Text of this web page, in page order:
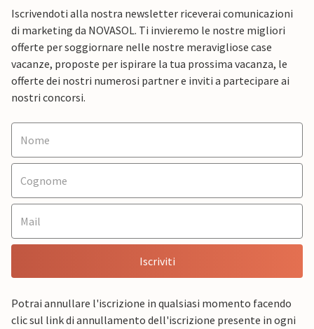
Iscrivendoti alla nostra newsletter riceverai comunicazioni
di marketing da NOVASOL. Ti invieremo le nostre migliori
offerte per soggiornare nelle nostre meravigliose case
vacanze, proposte per ispirare la tua prossima vacanza, le
offerte dei nostri numerosi partner e inviti a partecipare ai
nostri concorsi.
Iscriviti
Potrai annullare l'iscrizione in qualsiasi momento facendo
clic sul link di annullamento dell'iscrizione presente in ogni